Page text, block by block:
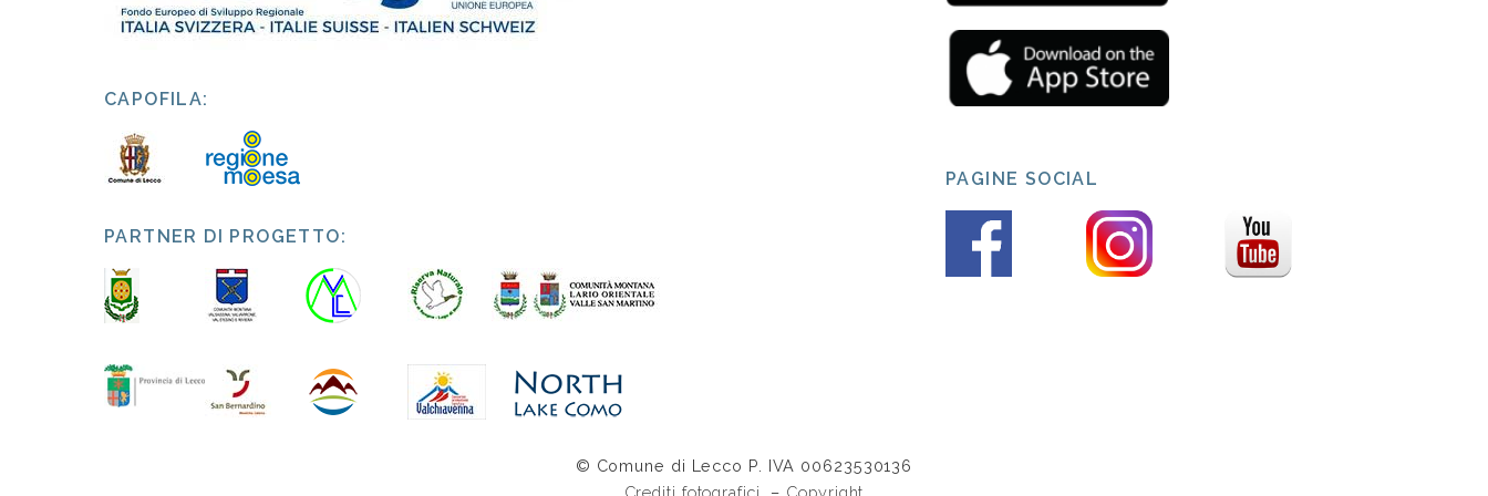
CAPOFILA:
PARTNER DI PROGETTO:
PAGINE SOCIAL
© Comune di Lecco P. IVA 00623530136
Crediti fotografici
– Copyright